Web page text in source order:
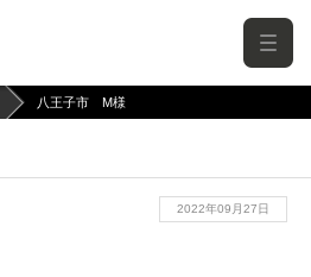
八王子市 M様
2022年09月27日